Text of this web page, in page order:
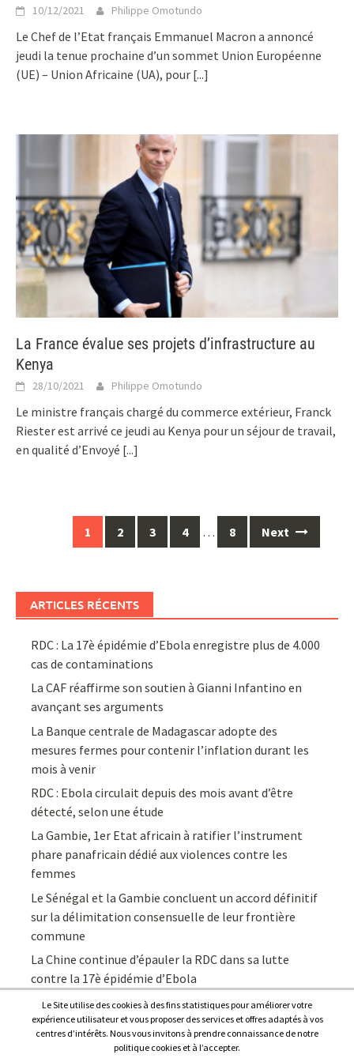
10/12/2021 Philippe Omotundo
Le Chef de l’Etat français Emmanuel Macron a annoncé
jeudi la tenue prochaine d’un sommet Union Européenne
(UE) – Union Africaine (UA), pour [...]
La France évalue ses projets d’infrastructure au
Kenya
28/10/2021 Philippe Omotundo
Le ministre français chargé du commerce extérieur, Franck
Riester est arrivé ce jeudi au Kenya pour un séjour de travail,
en qualité d’Envoyé [...]
navigation
1 2 3 4 … 8 Next
ARTICLES RÉCENTS
RDC : La 17è épidémie d’Ebola enregistre plus de 4.000
cas de contaminations
La CAF réaffirme son soutien à Gianni Infantino en
avançant ses arguments
La Banque centrale de Madagascar adopte des
mesures fermes pour contenir l’inflation durant les
mois à venir
RDC : Ebola circulait depuis des mois avant d’être
détecté, selon une étude
La Gambie, 1er Etat africain à ratifier l’instrument
phare panafricain dédié aux violences contre les
femmes
Le Sénégal et la Gambie concluent un accord définitif
sur la délimitation consensuelle de leur frontière
commune
La Chine continue d’épauler la RDC dans sa lutte
contre la 17è épidémie d’Ebola
Le Site utilise des cookies à des fins statistiques pour améliorer votre
expérience utilisateur et vous proposer des services et offres adaptés à vos
centres d’intérêts. Nous vous invitons à prendre connaissance de notre
politique cookies et à l’accepter.